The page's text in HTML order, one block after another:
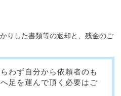
りした書類等の返却と、残金のご
わず自分から依頼者のも
足を運んで頂く必要はご